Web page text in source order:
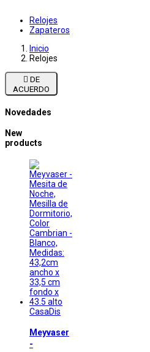
Relojes
Zapateros
Inicio
Relojes

ACUERDO
Novedades
New
products
CasaDis
Meyvaser
-